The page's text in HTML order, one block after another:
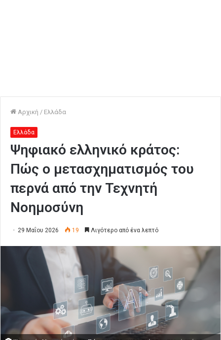
Αρχική / Ελλάδα
Ελλάδα
Ψηφιακό ελληνικό κράτος:
Πώς ο μετασχηματισμός του
περνά από την Τεχνητή
Νοημοσύνη
29 Μαΐου 2026 19 Λιγότερο από ένα λεπτό